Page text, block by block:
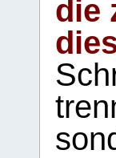
die